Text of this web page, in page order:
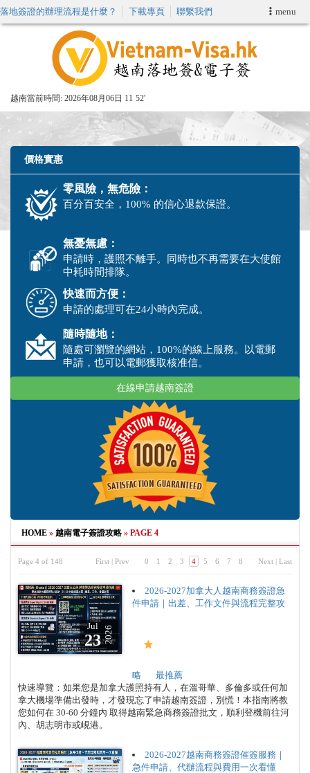
menu
落地簽證的辦理流程是什麼？ 下載專頁 聯繫我們
越南當前時間: 2026年08月06日 11 52'
申請簽證
VIP快速通關服务
週末緊急電子簽證
價格實惠
零風險，無危險：
百分百安全，100% 的信心退款保證。
無憂無慮：
申請時，護照不離手。同時也不再需要在大使館
中耗時間排隊。
快速而方便：
申請的處理可在24小時內完成。
隨時隨地：
隨處可瀏覽的網站，100%的線上服務。以電郵
申請，也可以電郵獲取核准信。
在線申請越南簽證
HOME » 越南電子簽證攻略 » PAGE 4
Page 4 of 148 First | Prev 0 1 2 3 4 5 6 7 8 Next | Last
Jul
232026
2026-2027加拿大人越南商務簽證急
件申請｜出差、工作文件與流程完整攻
略
最推薦
快速導覽：如果您是加拿大護照持有人，在溫哥華、多倫多或任何加
拿大機場準備出發時，才發現忘了申請越南簽證，別慌！本指南將教
您如何在 30-60 分鐘內 取得越南緊急商務簽證批文，順利登機前往河
內、胡志明市或峴港。
2026-2027越南商務簽證催簽服務｜
急件申請、代辦流程與費用一次看懂